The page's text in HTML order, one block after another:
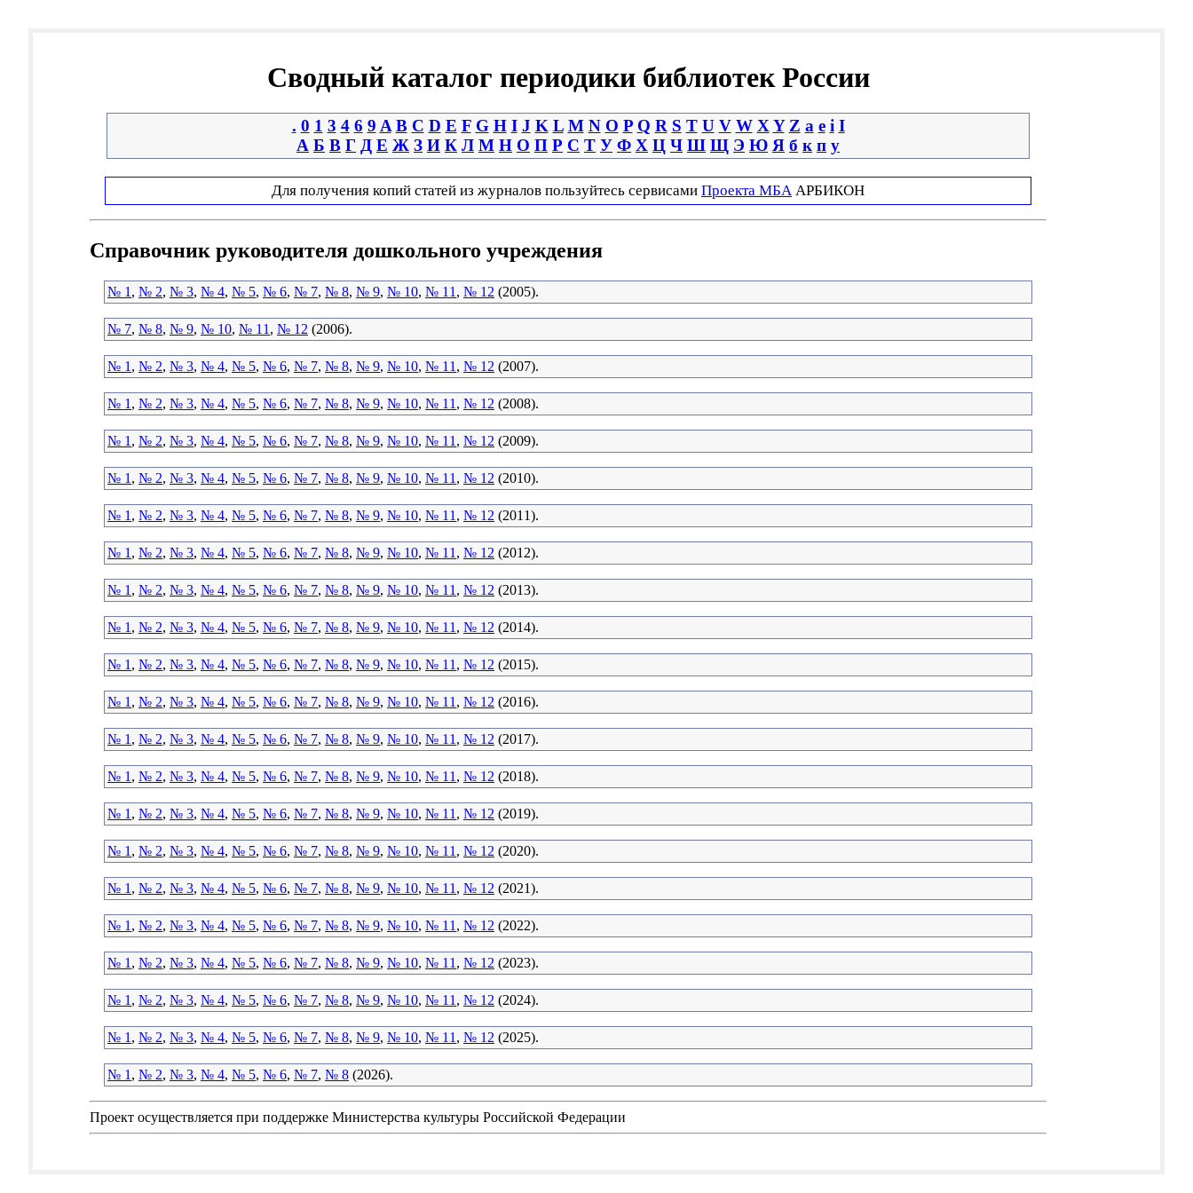
Сводный каталог периодики библиотек России
. 0 1 3 4 6 9 A B C D E F G H I J K L M N O P Q R S T U V W X Y Z a e i І
А Б В Г Д Е Ж З И К Л М Н О П Р С Т У Ф Х Ц Ч Ш Щ Э Ю Я б к п у
Для получения копий статей из журналов пользуйтесь сервисами Проекта МБА АРБИКОН
Справочник руководителя дошкольного учреждения
№ 1 , № 2, № 3, № 4, № 5, № 6, № 7, № 8, № 9, № 10, № 11 , № 12 (2005).
№ 7, № 8, № 9, № 10, № 11 , № 12 (2006).
№ 1 , № 2, № 3, № 4, № 5, № 6, № 7, № 8, № 9, № 10, № 11 , № 12 (2007).
№ 1 , № 2, № 3, № 4, № 5, № 6, № 7, № 8, № 9, № 10, № 11 , № 12 (2008).
№ 1 , № 2, № 3, № 4, № 5, № 6, № 7, № 8, № 9, № 10, № 11 , № 12 (2009).
№ 1 , № 2, № 3, № 4, № 5, № 6, № 7, № 8, № 9, № 10, № 11 , № 12 (2010).
№ 1 , № 2, № 3, № 4, № 5, № 6, № 7, № 8, № 9, № 10, № 11 , № 12 (2011).
№ 1 , № 2, № 3, № 4, № 5, № 6, № 7, № 8, № 9, № 10, № 11 , № 12 (2012).
№ 1 , № 2, № 3, № 4, № 5, № 6, № 7, № 8, № 9, № 10, № 11 , № 12 (2013).
№ 1 , № 2, № 3, № 4, № 5, № 6, № 7, № 8, № 9, № 10, № 11 , № 12 (2014).
№ 1 , № 2, № 3, № 4, № 5, № 6, № 7, № 8, № 9, № 10, № 11 , № 12 (2015).
№ 1 , № 2, № 3, № 4, № 5, № 6, № 7, № 8, № 9, № 10, № 11 , № 12 (2016).
№ 1 , № 2, № 3, № 4, № 5, № 6, № 7, № 8, № 9, № 10, № 11 , № 12 (2017).
№ 1 , № 2, № 3, № 4, № 5, № 6, № 7, № 8, № 9, № 10, № 11 , № 12 (2018).
№ 1 , № 2, № 3, № 4, № 5, № 6, № 7, № 8, № 9, № 10, № 11 , № 12 (2019).
№ 1 , № 2, № 3, № 4, № 5, № 6, № 7, № 8, № 9, № 10, № 11 , № 12 (2020).
№ 1 , № 2, № 3, № 4, № 5, № 6, № 7, № 8, № 9, № 10, № 11 , № 12 (2021).
№ 1 , № 2, № 3, № 4, № 5, № 6, № 7, № 8, № 9, № 10, № 11 , № 12 (2022).
№ 1 , № 2, № 3, № 4, № 5, № 6, № 7, № 8, № 9, № 10, № 11 , № 12 (2023).
№ 1 , № 2, № 3, № 4, № 5, № 6, № 7, № 8, № 9, № 10, № 11 , № 12 (2024).
№ 1 , № 2, № 3, № 4, № 5, № 6, № 7, № 8, № 9, № 10, № 11 , № 12 (2025).
№ 1 , № 2, № 3, № 4, № 5, № 6, № 7, № 8 (2026).
Проект осуществляется при поддержке Министерства культуры Российской Федерации